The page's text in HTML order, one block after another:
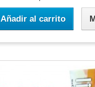
Añadir al carrito